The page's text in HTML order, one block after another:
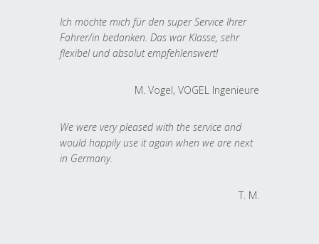
Ich möchte mich für den super Service Ihrer
Fahrer/in bedanken. Das war Klasse, sehr
flexibel und absolut empfehlenswert!
M. Vogel, VOGEL Ingenieure
We were very pleased with the service and
would happily use it again when we are next
in Germany.
T. M.